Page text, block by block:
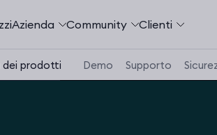
Azienda Community Сlienti
dei prodotti Demo Supporto